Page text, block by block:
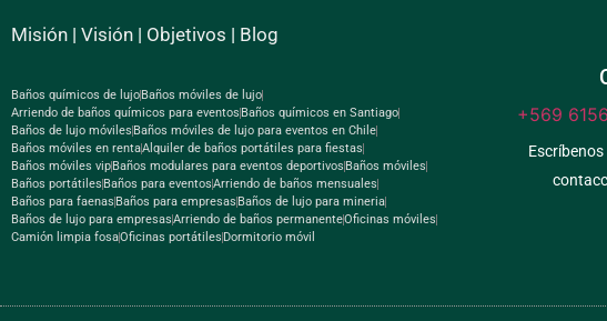
Misión | Visión | Objetivos | Blog
Baños químicos de lujo Baños móviles de lujo
Arriendo de baños químicos para eventos Baños químicos en Santiago
Baños de lujo móviles Baños móviles de lujo para eventos en Chile
Baños móviles en rentaAlquiler de baños portátiles para fiestas
Baños móviles vip Baños modulares para eventos deportivos Baños móviles
Baños portátiles Baños para eventosArriendo de baños mensuales
Baños para faenas Baños para empresas Baños de lujo para mineria
Baños de lujo para empresasArriendo de baños permanenteOficinas móviles
Camión limpia fosaOficinas portátiles Dormitorio móvil
+569